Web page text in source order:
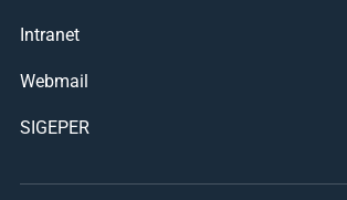
Intranet
Webmail
SIGEPER